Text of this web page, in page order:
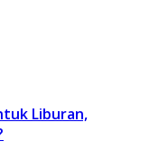
Liburan,